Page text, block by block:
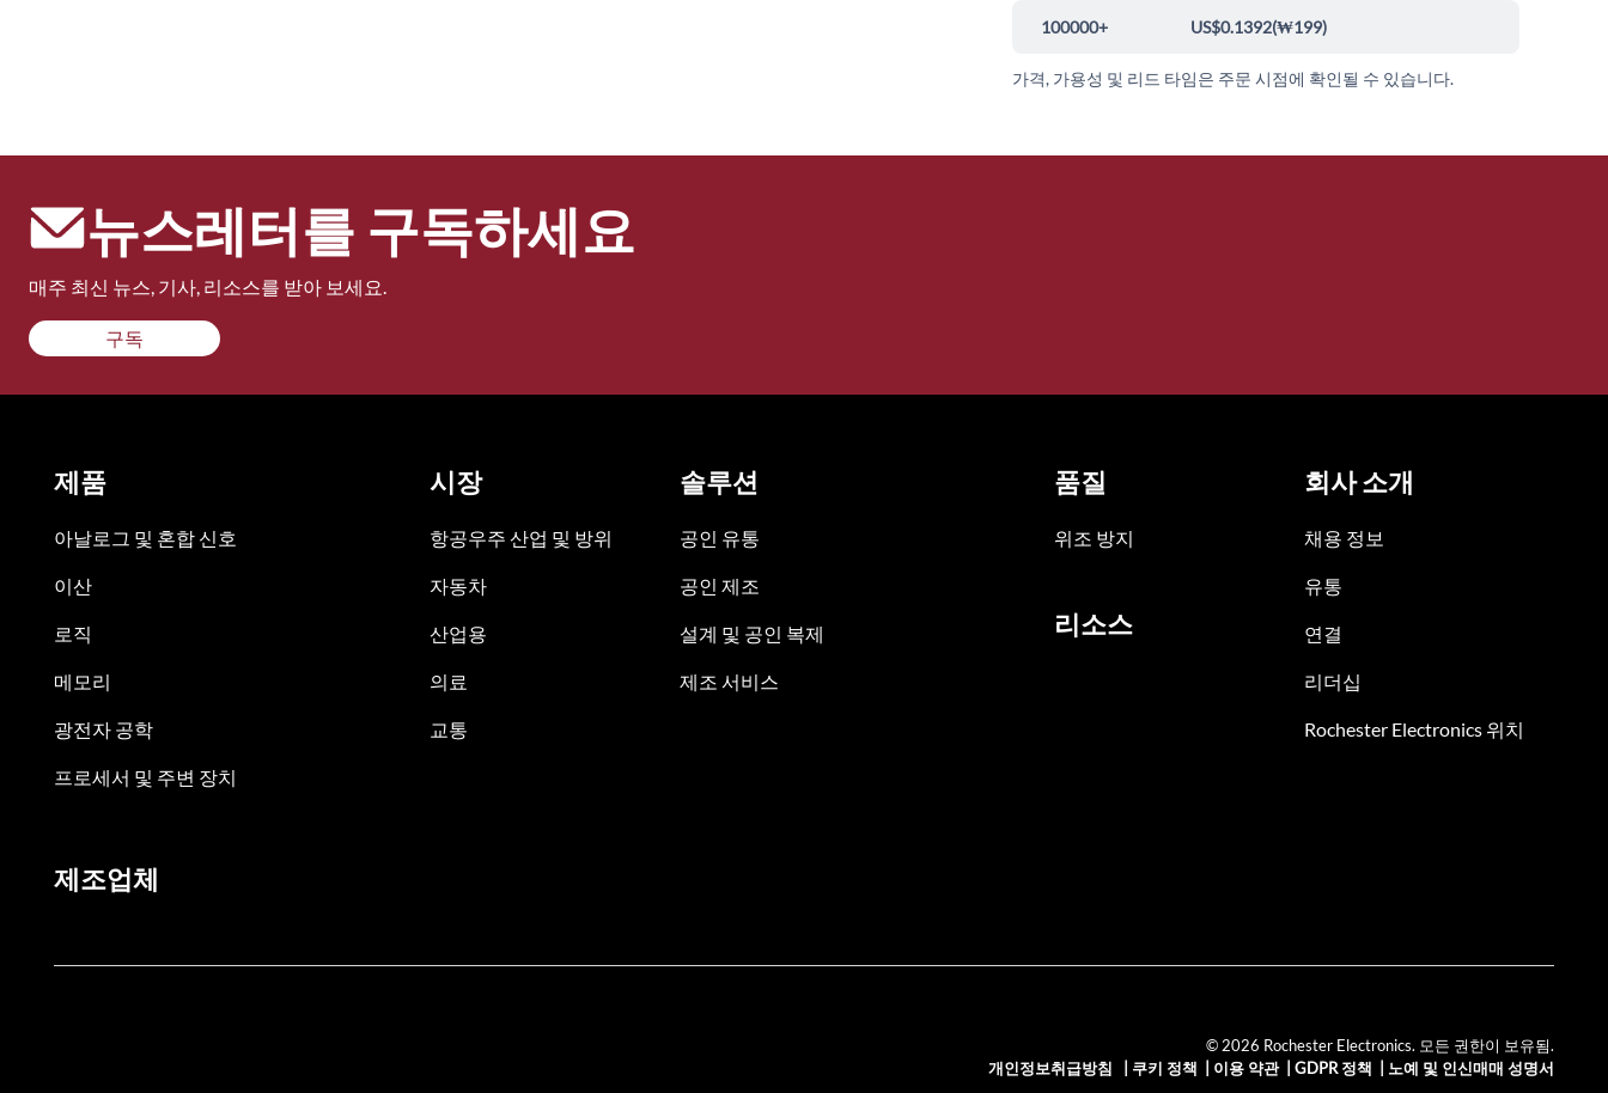
100000+ US$0.1392(₩199)
가격, 가용성 및 리드 타임은 주문 시점에 확인될 수 있습니다.
뉴스레터를 구독하세요
매주 최신 뉴스, 기사, 리소스를 받아 보세요.
구독
제품
아날로그 및 혼합 신호
이산
로직
메모리
광전자 공학
프로세서 및 주변 장치
시장
항공우주 산업 및 방위
자동차
산업용
의료
교통
솔루션
공인 유통
공인 제조
설계 및 공인 복제
제조 서비스
품질
위조 방지
리소스
회사 소개
채용 정보
유통
연결
리더십
Rochester Electronics 위치
제조업체
© 2026 Rochester Electronics. 모든 권한이 보유됨.
개인정보취급방침
쿠키 정책 이용 약관| GDPR 정책 노예 및 인신매매 성명서